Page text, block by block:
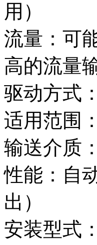
用）
流量：可
高的流量
驱动方式
适用范围
输送介质
性能：自
出）
安装型式